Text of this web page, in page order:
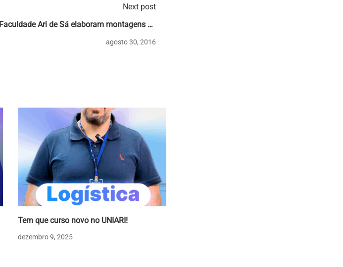
Next post
Ari de Sá elaboram montagens de
agosto 30, 2016
Tem que curso novo no UNIARI!
dezembro 9, 2025